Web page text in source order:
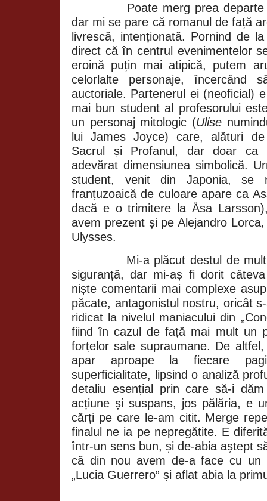
Poate merg prea
dar mi se pare că romanul de față
livrescă, intenționată. Pornind de
direct că în centrul evenimentelor
eroină puțin mai atipică, putem
celorlalte personaje, încercând
auctoriale. Partenerul ei (neoficial)
mai bun student al profesorului
un personaj mitologic (Ulise
lui James Joyce) care, alături
Sacrul și Profanul, dar doar ca
adevărat dimensiunea simbolică.
student, venit din Japonia, se
franțuzoaică de culoare apare ca
dacă e o trimitere la Åsa
avem prezent și pe Alejandro
Ulysses.
Mi-a plăcut destul de
siguranță, dar mi-aș fi dorit
niște comentarii mai complexe
păcate, antagonistul nostru, oricât
ridicat la nivelul maniacului din
fiind în cazul de față mai mult un
forțelor sale supraumane. De
apar aproape la fiecare
superficialitate, lipsind o analiză
detaliu esențial prin care să-i
acțiune și suspans, jos pălăria, e
cărți pe care le-am citit. Merge
finalul ne ia pe nepregătite. E
într-un sens bun, și de-abia aștept
că din nou avem de-a face cu un
„Lucia Guerrero” și aflat abia la